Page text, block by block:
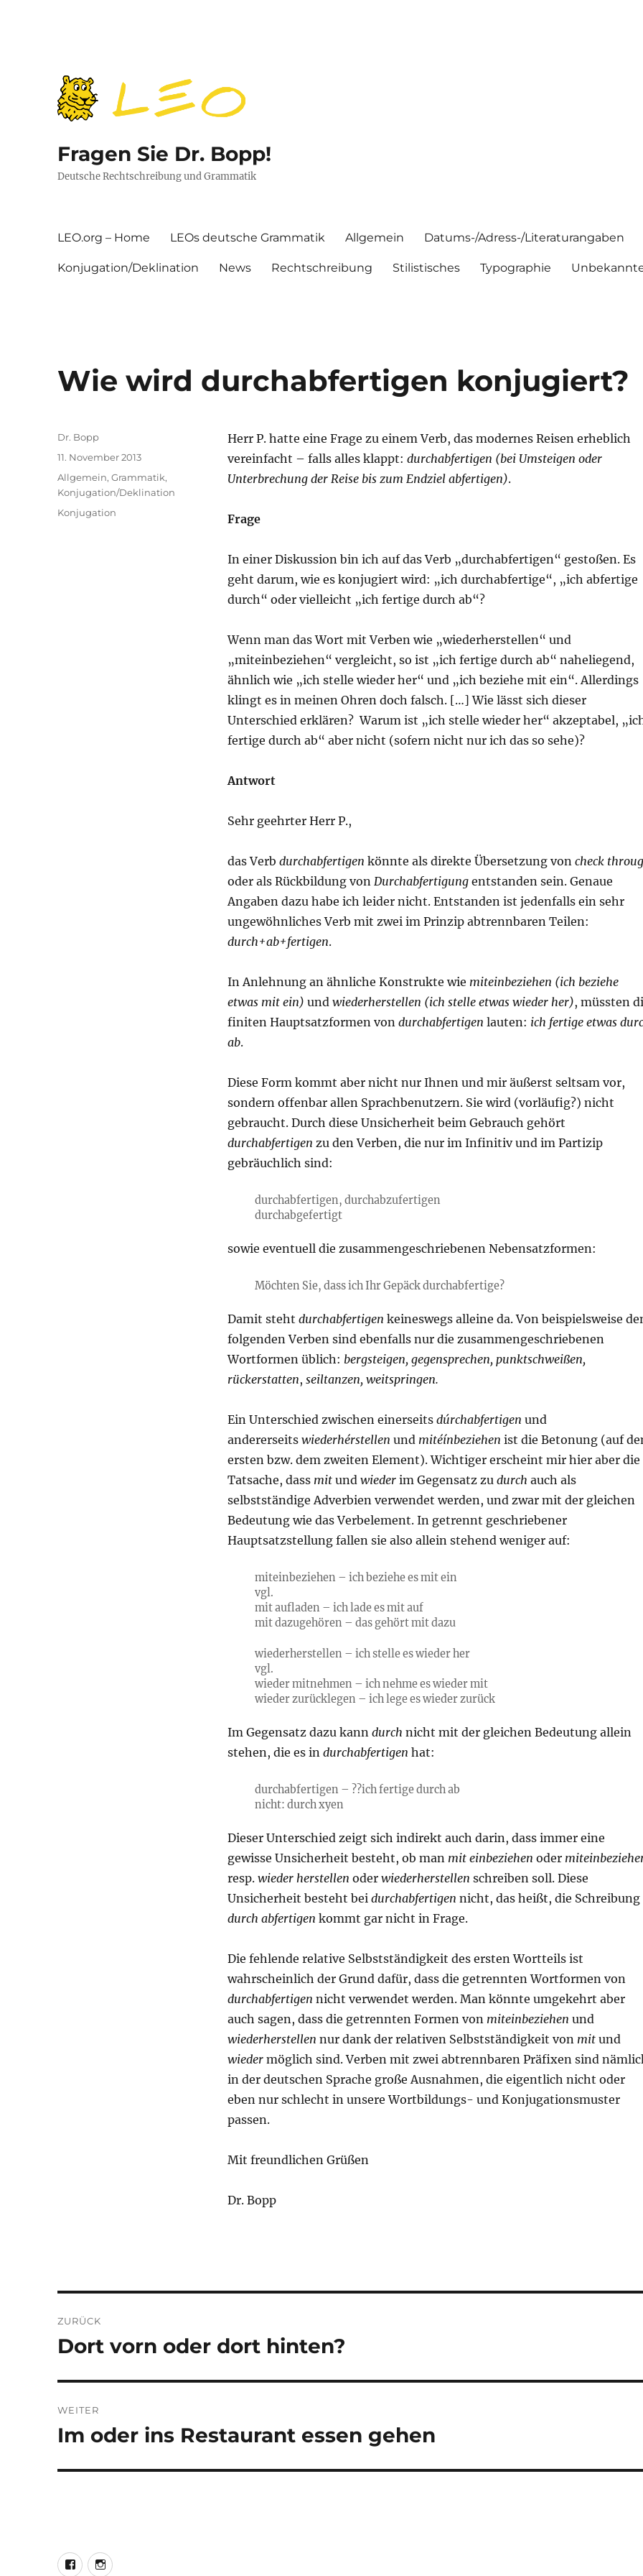
Fragen Sie Dr. Bopp!
Deutsche Rechtschreibung und Grammatik
LEO.org – Home LEOs deutsche Grammatik Allgemein Datums-/Adress-/Literaturangaben
Konjugation/Deklination News Rechtschreibung Stilistisches Typographie
Wie wird durchabfertigen konjugiert?
Herr P. hatte eine Frage zu einem Verb, das modernes Reisen erheblich
vereinfacht – falls alles klappt: durchabfertigen (bei Umsteigen oder
Unterbrechung der Reise bis zum Endziel abfertigen).
Frage
In einer Diskussion bin ich auf das Verb „durchabfertigen“ gestoßen. Es
geht darum, wie es konjugiert wird: „ich durchabfertige“, „ich abfertige
durch“ oder vielleicht „ich fertige durch ab“?
Wenn man das Wort mit Verben wie „wiederherstellen“ und
„miteinbeziehen“ vergleicht, so ist „ich fertige durch ab“ naheliegend,
ähnlich wie „ich stelle wieder her“ und „ich beziehe mit ein“. Allerdings
klingt es in meinen Ohren doch falsch. […] Wie lässt sich dieser
Unterschied erklären? Warum ist „ich stelle wieder her“ akzeptabel,
fertige durch ab“ aber nicht (sofern nicht nur ich das so sehe)?
Antwort
Sehr geehrter Herr P.,
das Verb durchabfertigen könnte als direkte Übersetzung von check
oder als Rückbildung von Durchabfertigungentstanden sein. Genaue
Angaben dazu habe ich leider nicht. Entstanden ist jedenfalls ein sehr
ungewöhnliches Verb mit zwei im Prinzip abtrennbaren Teilen:
durch+ab+fertigen.
In Anlehnung an ähnliche Konstrukte wie miteinbeziehen (ich beziehe
etwas mit ein) und wiederherstellen (ich stelle etwas wieder her), müssten
finiten Hauptsatzformen von durchabfertigen lauten: ich fertige etwas
ab.
Diese Form kommt aber nicht nur Ihnen und mir äußerst seltsam vor,
sondern offenbar allen Sprachbenutzern. Sie wird (vorläufig?) nicht
gebraucht. Durch diese Unsicherheit beim Gebrauch gehört
durchabfertigen zu den Verben, die nur im Infinitiv und im Partizip
gebräuchlich sind:
durchabfertigen, durchabzufertigen
durchabgefertigt
sowie eventuell die zusammengeschriebenen Nebensatzformen:
Möchten Sie, dass ich Ihr Gepäck durchabfertige?
Damit steht durchabfertigen keineswegs alleine da. Von beispielsweise
folgenden Verben sind ebenfalls nur die zusammengeschriebenen
Wortformen üblich: bergsteigen, gegensprechen, punktschweißen,
rückerstatten, seiltanzen, weitspringen.
Ein Unterschied zwischen einerseits dúrchabfertigen und
andererseits wiederhérstellen und mitéínbeziehen ist die Betonung (auf
ersten bzw. dem zweiten Element). Wichtiger erscheint mir hier aber die
Tatsache, dass mitund wiederim Gegensatz zu durch auch als
selbstständige Adverbien verwendet werden, und zwar mit der gleichen
Bedeutung wie das Verbelement. In getrennt geschriebener
Hauptsatzstellung fallen sie also allein stehend weniger auf:
miteinbeziehen – ich beziehe esmit ein
vgl.
mit aufladen – ich lade esmit auf
mit dazugehören – das gehörtmit dazu
wiederherstellen – ich stelle eswieder her
vgl.
wieder mitnehmen – ich nehme eswieder mit
wieder zurücklegen – ich lege eswieder zurück
Im Gegensatz dazu kann durch nicht mit der gleichen Bedeutung allein
stehen, die es in durchabfertigen hat:
durchabfertigen – ??ich fertigedurch ab
nicht: durch xyen
Dieser Unterschied zeigt sich indirekt auch darin, dass immer eine
gewisse Unsicherheit besteht, ob man mit einbeziehen oder
resp. wieder herstellen oder wiederherstellen schreiben soll. Diese
Unsicherheit besteht bei durchabfertigen nicht, das heißt, die Schreibung
durch abfertigen kommt gar nicht in Frage.
Die fehlende relative Selbstständigkeit des ersten Wortteils ist
wahrscheinlich der Grund dafür, dass die getrennten Wortformen von
durchabfertigen nicht verwendet werden. Man könnte umgekehrt aber
auch sagen, dass die getrennten Formen von miteinbeziehen und
wiederherstellen nur dank der relativen Selbstständigkeit von mitund
wiedermöglich sind. Verben mit zwei abtrennbaren Präfixen sind
in der deutschen Sprache große Ausnahmen, die eigentlich nicht oder
eben nur schlecht in unsere Wortbildungs- und Konjugationsmuster
passen.
Mit freundlichen Grüßen
Dr. Bopp
Autor
Dr. Bopp
Veröffentlicht
am
11. November 2013
Kategorien
Allgemein,Grammatik,
Konjugation/Deklination
Schlagwörter
Konjugation
ZURÜCK
Vorheriger
Dort vorn oder dort hinten?
WEITER
Nächster
Im oder ins Restaurant essen gehen
LEO@Facebook
LEO@Instagram